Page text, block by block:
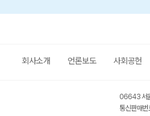
회사소개 언론보도 사회공헌
06643 서
통신판매